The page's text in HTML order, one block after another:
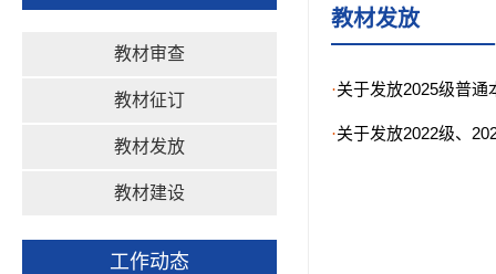
教材审查
教材征订
教材发放
教材建设
工作动态
教材发放
·关于发放2025级普通
·关于发放2022级、